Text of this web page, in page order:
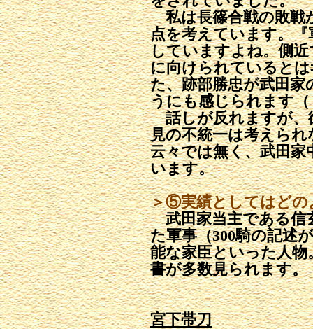
私は長篠合戦の敗戦
点を考えています。
していますよね。側
に向けられていると
た、跡部勝忠が武田
うにも感じられます
話しが反れますが、
見の不統一は考えら
云々では無く、武田
います。
＞⑤実績としてはどの
武田家当主である信
た軍事（300騎の記述
能な家臣といった人
書が多数見られます。
宮下帯刀